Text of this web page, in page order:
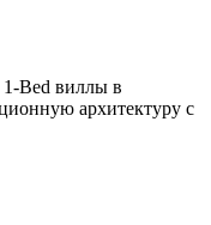
1-Bed виллы в
архитектуру с